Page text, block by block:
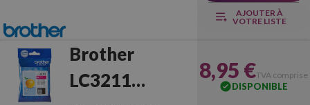
AJOUTER À
VOTRE LISTE
Brother
LC3211
8,95 €TVA comprise
DISPONIBLE